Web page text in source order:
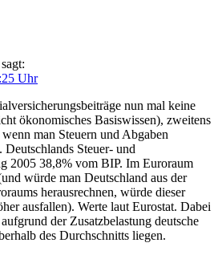
sagt:
Uhr
nun mal keine
ökonomisches Basiswissen), zweitens
man Steuern und Abgaben
Deutschlands Steuer- und
2005 38,8% vom BIP. Im Euroraum
würde man Deutschland aus der
herausrechnen, würde dieser
ausfallen). Werte laut Eurostat. Dabei
der Zusatzbelastung deutsche
des Durchschnitts liegen.